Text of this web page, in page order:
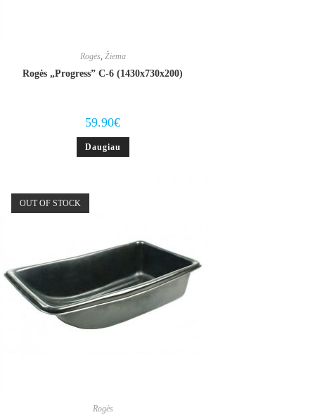
Rogės, Žiema
Rogės „Progress” C-6 (1430x730x200)
59.90€
Daugiau
OUT OF STOCK
Rogės